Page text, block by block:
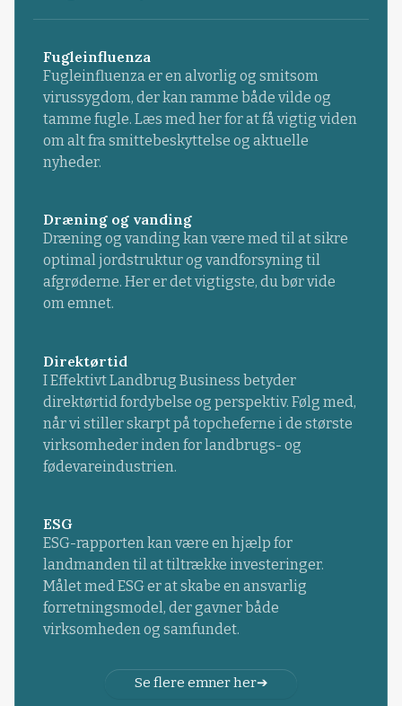
Fugleinfluenza
Fugleinfluenza er en alvorlig og smitsom
virussygdom, der kan ramme både vilde og
tamme fugle. Læs med her for at få vigtig viden
om alt fra smittebeskyttelse og aktuelle
nyheder.
Dræning og vanding
Dræning og vanding kan være med til at sikre
optimal jordstruktur og vandforsyning til
afgrøderne. Her er det vigtigste, du bør vide
om emnet.
Direktørtid
I Effektivt Landbrug Business betyder
direktørtid fordybelse og perspektiv. Følg med,
når vi stiller skarpt på topcheferne i de største
virksomheder inden for landbrugs- og
fødevareindustrien.
ESG
ESG-rapporten kan være en hjælp for
landmanden til at tiltrække investeringer.
Målet med ESG er at skabe en ansvarlig
forretningsmodel, der gavner både
virksomheden og samfundet.
Se flere emner her